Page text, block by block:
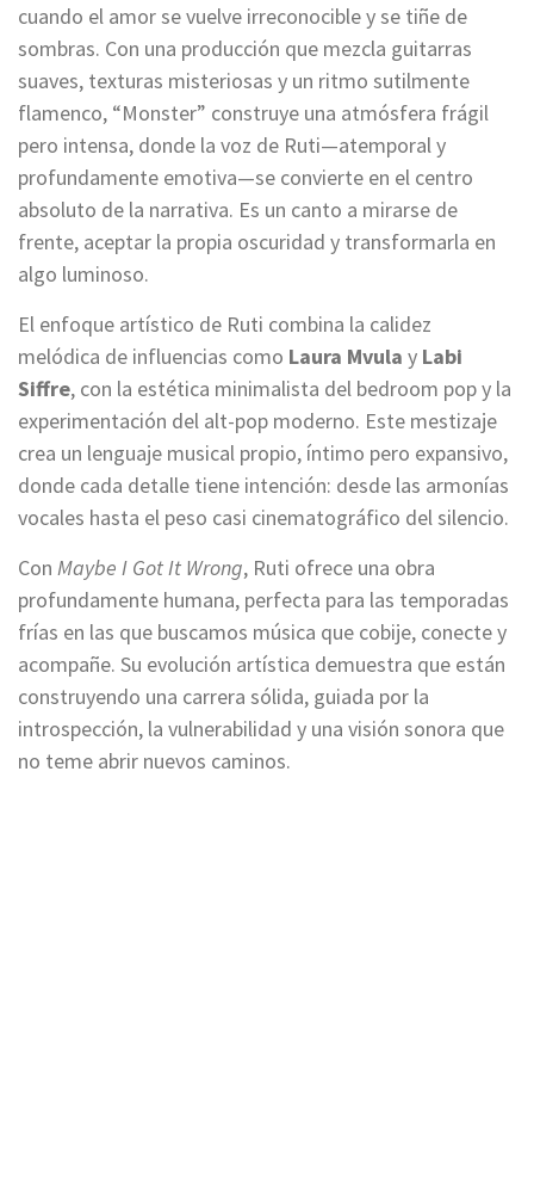
cuando el amor se vuelve irreconocible y se tiñe de
sombras. Con una producción que mezcla guitarras
suaves, texturas misteriosas y un ritmo sutilmente
flamenco, “Monster” construye una atmósfera frágil
pero intensa, donde la voz de Ruti—atemporal y
profundamente emotiva—se convierte en el centro
absoluto de la narrativa. Es un canto a mirarse de
frente, aceptar la propia oscuridad y transformarla en
algo luminoso.
El enfoque artístico de Ruti combina la calidez
melódica de influencias como Laura Mvula y Labi
Siffre, con la estética minimalista del bedroom pop y la
experimentación del alt-pop moderno. Este mestizaje
crea un lenguaje musical propio, íntimo pero expansivo,
donde cada detalle tiene intención: desde las armonías
vocales hasta el peso casi cinematográfico del silencio.
Con Maybe I Got It Wrong, Ruti ofrece una obra
profundamente humana, perfecta para las temporadas
frías en las que buscamos música que cobije, conecte y
acompañe. Su evolución artística demuestra que están
construyendo una carrera sólida, guiada por la
introspección, la vulnerabilidad y una visión sonora que
no teme abrir nuevos caminos.